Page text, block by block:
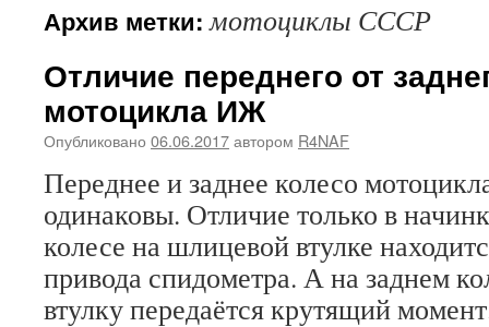
содержимому
Архив метки:мотоциклы СССР
Отличие переднего от
мотоцикла ИЖ
Опубликовано 06.06.2017автором R4NAF
Переднее и заднее колесо
одинаковы. Отличие только в
колесе на шлицевой втулке
привода спидометра. А на заднем
втулку передаётся крутящий